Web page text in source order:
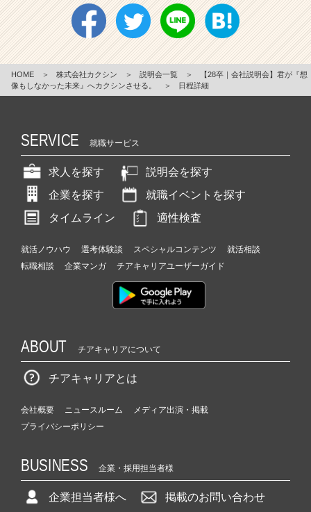
HOME ＞ 株式会社カクシン ＞ 説明会一覧 ＞
【28卒｜会社説明会】君が『想
像もしなかった未来』へカクシンさせる。
＞ 日程詳細
SERVICE 就職サービス
求人を探す
説明会を探す
企業を探す
就職イベントを探す
タイムライン
適性検査
就活ノウハウ 選考体験談 スペシャルコンテンツ
就活相談
転職相談
企業マンガ チアキャリアユーザーガイド
ABOUT チアキャリアについて
チアキャリアとは
会社概要 ニュースルーム
メディア出演・掲載
プライバシーポリシー
BUSINESS 企業・採用担当者様
企業担当者様へ 掲載のお問い合わせ